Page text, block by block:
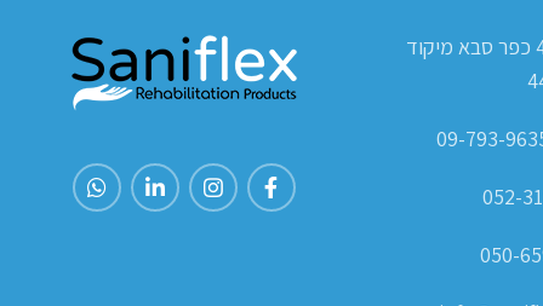
ת.ד 420 כפר סבא מיקוד
052-
050-